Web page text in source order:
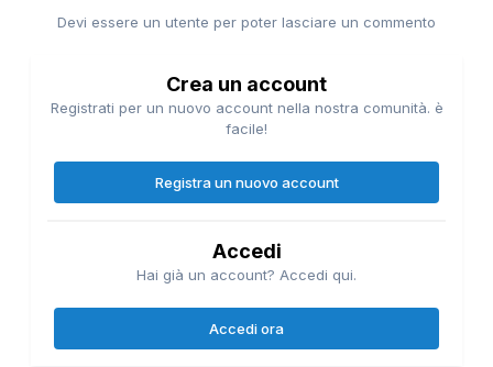
Devi essere un utente per poter lasciare un commento
Crea un account
Registrati per un nuovo account nella nostra comunità. è
facile!
Registra un nuovo account
Accedi
Hai già un account? Accedi qui.
Accedi ora